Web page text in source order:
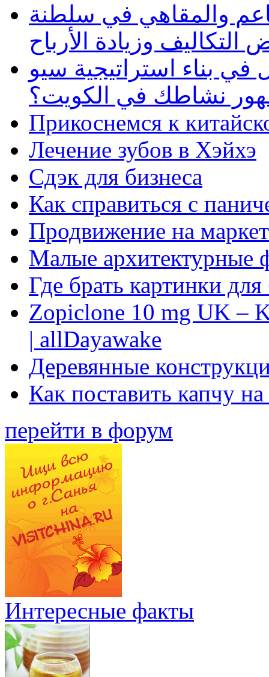
والمقاهي في سلطنة
وزيادة الأرباح
بناء استراتيجية سيو
نشاطك في الكويت؟
Прикоснемся к
Лечение зубов в Хэйхэ
Сдэк для бизнеса
Как справиться с
Продвижение на
Малые архитектурные
Где брать картинки
Zopiclone 10 mg UK –
| allDayawake
Деревянные
Как поставить капчу
перейти в форум
Интересные факты